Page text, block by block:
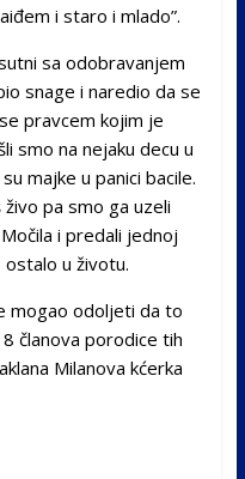
i staro i mlado”.
sa odobravanjem
snage i naredio da se
pravcem kojim je
smo na nejaku decu u
majke u panici bacile.
pa smo ga uzeli
i predali jednoj
u životu.
mogao odoljeti da to
članova porodice tih
Milanova kćerka